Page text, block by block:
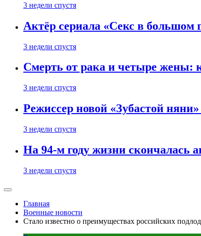
3 недели спустя
Актёр сериала «Секс в большом
3 недели спустя
Смерть от рака и четыре жены:
3 недели спустя
Режиссер новой «Зубастой
3 недели спустя
На 94-м году жизни скончалась
3 недели спустя
Главная
Военные новости
Стало известно о преимуществах российских